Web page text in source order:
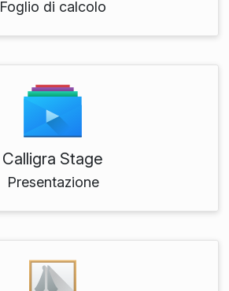
Foglio di calcolo
Calligra Stage
Presentazione